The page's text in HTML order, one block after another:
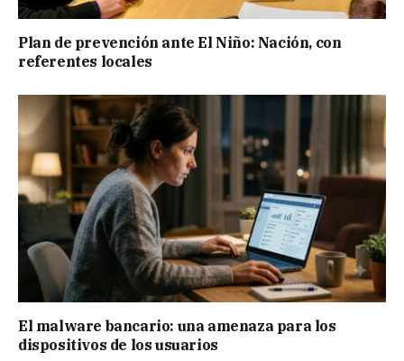
Plan de prevención ante El Niño: Nación, con
referentes locales
El malware bancario: una amenaza para los
dispositivos de los usuarios